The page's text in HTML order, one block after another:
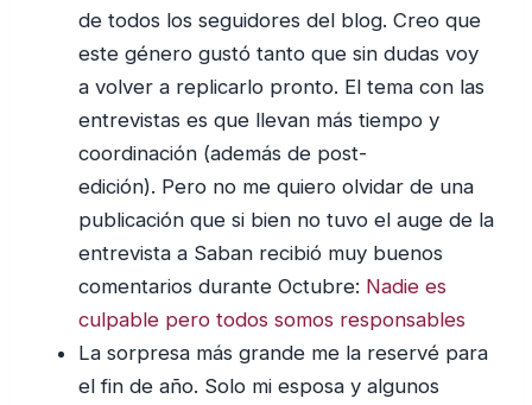
de todos los seguidores del blog. Creo que
este género gustó tanto que sin dudas voy
a volver a replicarlo pronto. El tema con las
entrevistas es que llevan más tiempo y
coordinación (además de post-
edición). Pero no me quiero olvidar de una
publicación que si bien no tuvo el auge de la
entrevista a Saban recibió muy buenos
comentarios durante Octubre: Nadie es
culpable pero todos somos responsables
La sorpresa más grande me la reservé para
el fin de año. Solo mi esposa y algunos